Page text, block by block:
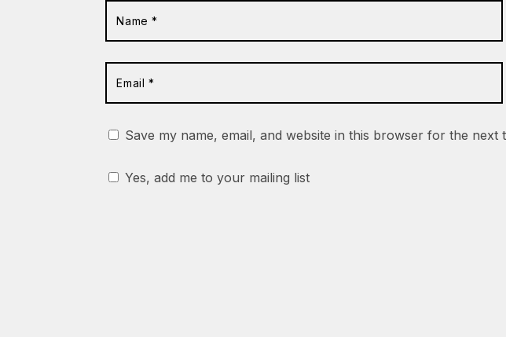
Save my name, email, and website in this browser for the next
Yes, add me to your mailing list